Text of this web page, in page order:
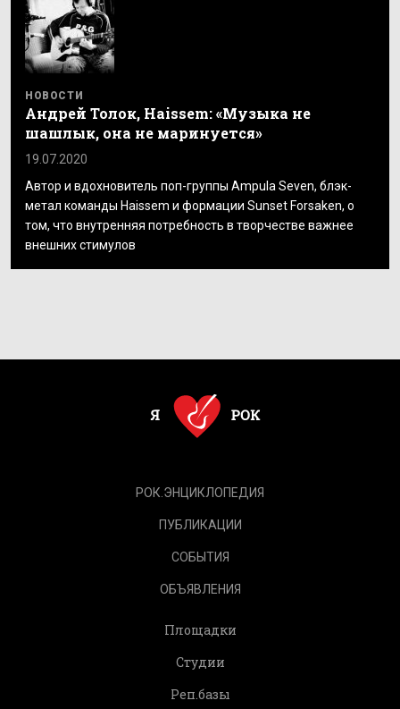
НОВОСТИ
Андрей Толок, Haissem: «Музыка не
шашлык, она не маринуется»
19.07.2020
Автор и вдохновитель поп-группы Ampula Seven, блэк-
метал команды Haissem и формации Sunset Forsaken, о
том, что внутренняя потребность в творчестве важнее
внешних стимулов
РОК.ЭНЦИКЛОПЕДИЯ
ПУБЛИКАЦИИ
СОБЫТИЯ
ОБЪЯВЛЕНИЯ
Площадки
Студии
Реп.базы